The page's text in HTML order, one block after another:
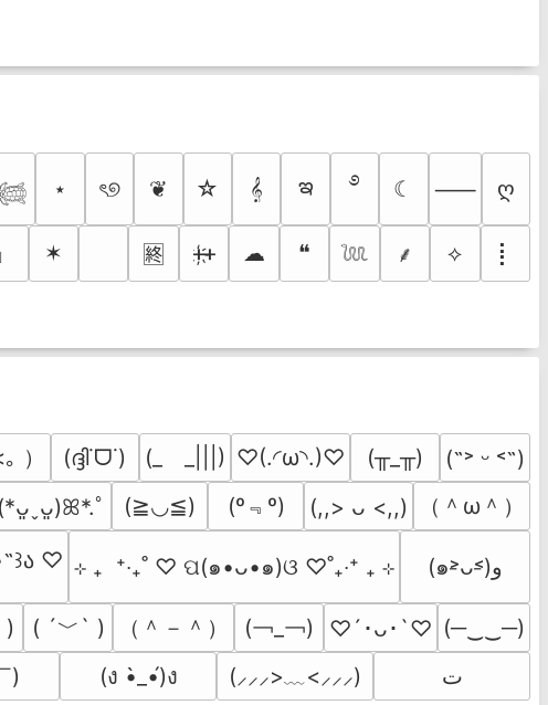
⋆ ৎ୭ ❦ ☆ 𝄞 ఇ ࿔ ☾ ⸺ ღ
」 ✶ 🈡 ᚐ҉ᚐ ☁ ❝ 𓆙 ⸙ ⟡ ⡇
） (ദ്ദി˙ᗜ˙) (_　_|||) ♡(.◜ω◝.)♡ (╥_╥)
(˶˃ ᵕ ˂˶)
(*ᴗ͈ˬᴗ͈)ꕤ*.ﾟ (≧◡≦) (º﹃º) (,,> ᴗ <,,) （＾ω＾）
♡ ⊹ ₊  ⁺‧₊˚ ♡ ପ(๑•ᴗ•๑)ଓ ♡˚₊‧⁺ ₊ ⊹ (๑˃̵ᴗ˂̵)و
( ´﹀` ) （＾－＾） (￢_￢) ♡´･ᴗ･`♡ (─‿‿─)
﻿) (ง •̀_•́)ง (⸝⸝⸝>﹏<⸝⸝⸝) ﺕ